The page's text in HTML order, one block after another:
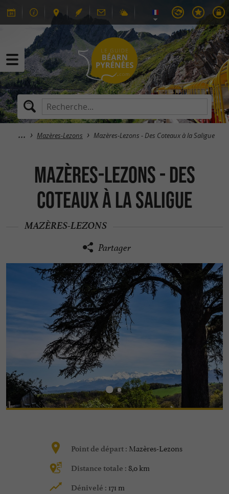
Mazères-Lezons Mazères-Lezons - Des Coteaux à la Saligue
Mazères-Lezons - Des
Coteaux à la Saligue
MAZÈRES-LEZONS
Partager
Point de départ : Mazères-Lezons
Distance totale : 8,0 km
Dénivelé : 171 m